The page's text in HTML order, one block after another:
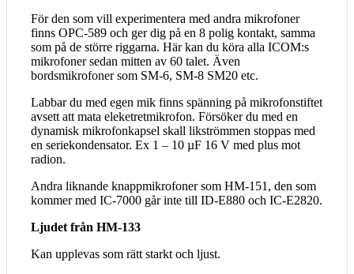
För den som vill experimentera med andra mikrofoner
finns OPC-589 och ger dig på en 8 polig kontakt, samma
som på de större riggarna. Här kan du köra alla ICOM:s
mikrofoner sedan mitten av 60 talet. Även
bordsmikrofoner som SM-6, SM-8 SM20 etc.
Labbar du med egen mik finns spänning på mikrofonstiftet
avsett att mata eleketretmikrofon. Försöker du med en
dynamisk mikrofonkapsel skall likströmmen stoppas med
en seriekondensator. Ex 1 – 10 µF 16 V med plus mot
radion.
Andra liknande knappmikrofoner som HM-151, den som
kommer med IC-7000 går inte till ID-E880 och IC-E2820.
Ljudet från HM-133
Kan upplevas som rätt starkt och ljust.